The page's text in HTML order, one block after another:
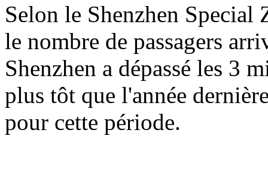
Selon le Shenzhen
le nombre de passagers
Shenzhen a dépassé les 3
plus tôt que l'année
pour cette période.